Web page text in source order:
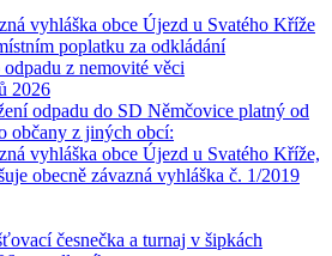
vyhláška obce Újezd u Svatého Kříže
poplatku za odkládání
z nemovité věci
2026
odpadu do SD Němčovice platný od
občany z jiných obcí:
vyhláška obce Újezd u Svatého Kříže,
obecně závazná vyhláška č. 1/2019
česnečka a turnaj v šipkách